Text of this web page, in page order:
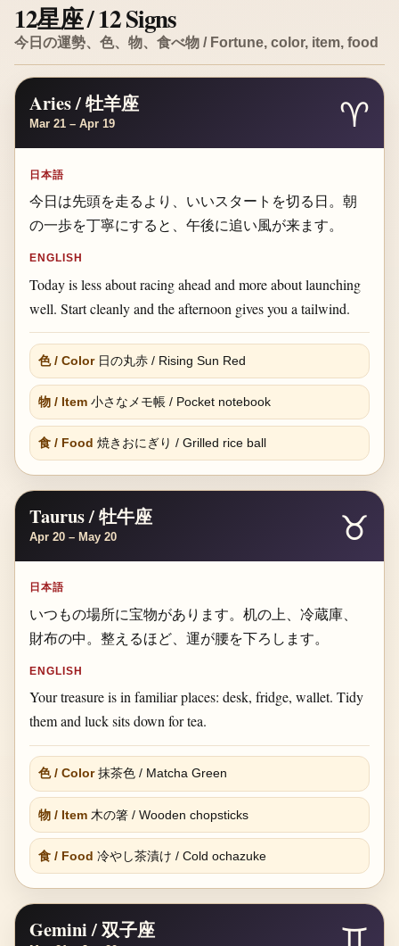
12星座 / 12 Signs
今日の運勢、色、物、食べ物 / Fortune, color, item, food
Aries / 牡羊座
Mar 21 – Apr 19 ♈
日本語
今日は先頭を走るより、いいスタートを切る日。朝
の一歩を丁寧にすると、午後に追い風が来ます。
ENGLISH
Today is less about racing ahead and more about launching
well. Start cleanly and the afternoon gives you a tailwind.
色 / Color日の丸赤 / Rising Sun Red
物 / Item小さなメモ帳 / Pocket notebook
食 / Food 焼きおにぎり / Grilled rice ball
Taurus / 牡牛座
Apr 20 – May 20 ♉
日本語
いつもの場所に宝物があります。机の上、冷蔵庫、
財布の中。整えるほど、運が腰を下ろします。
ENGLISH
Your treasure is in familiar places: desk, fridge, wallet. Tidy
them and luck sits down for tea.
色 / Color抹茶色 / Matcha Green
物 / Item木の箸 / Wooden chopsticks
食 / Food 冷やし茶漬け / Cold ochazuke
Gemini / 双子座